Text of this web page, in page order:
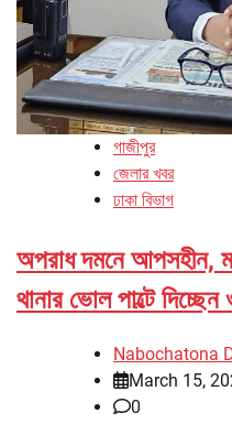
গাজীপুর
জেলার খবর
ঢাকা বিভাগ
অপরাধ দমনে আপসহীন,
থানার ভোল পাল্টে
Nabochatona
March 15,
0